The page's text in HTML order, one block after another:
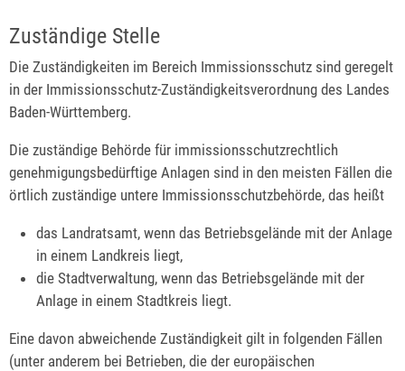
Zuständige Stelle
Die Zuständigkeiten im Bereich Immissionsschutz sind geregelt
in der Immissionsschutz-Zuständigkeitsverordnung des Landes
Baden-Württemberg.
Die zuständige Behörde für immissionsschutzrechtlich
genehmigungsbedürftige Anlagen sind in den meisten Fällen die
örtlich zuständige untere Immissionsschutzbehörde, das heißt
das Landratsamt, wenn das Betriebsgelände mit der Anlage
in einem Landkreis liegt,
die Stadtverwaltung, wenn das Betriebsgelände mit der
Anlage in einem Stadtkreis liegt.
Eine davon abweichende Zuständigkeit gilt in folgenden Fällen
(unter anderem bei Betrieben, die der europäischen